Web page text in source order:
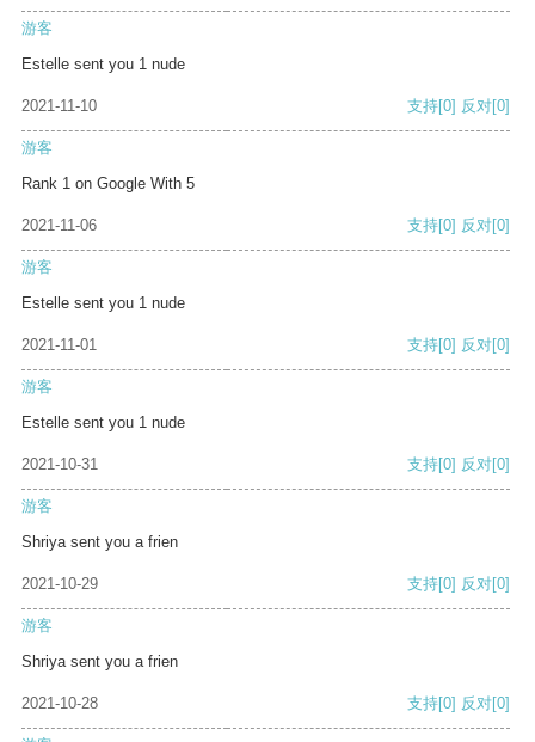
游客
Estelle sent you 1 nude
2021-11-10 支持[0] 反对[0]
游客
Rank 1 on Google With 5
2021-11-06 支持[0] 反对[0]
游客
Estelle sent you 1 nude
2021-11-01 支持[0] 反对[0]
游客
Estelle sent you 1 nude
2021-10-31 支持[0] 反对[0]
游客
Shriya sent you a frien
2021-10-29 支持[0] 反对[0]
游客
Shriya sent you a frien
2021-10-28 支持[0] 反对[0]